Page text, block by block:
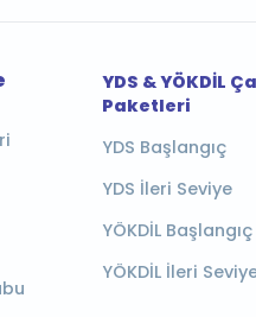
YDS & YÖKDİL
Paketleri
YDS Başlangıç
YDS İleri Seviye
YÖKDİL Başlangıç
YÖKDİL İleri